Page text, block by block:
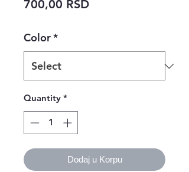
700,00 RSDPrice
Color*
Quantity *
Dodaj u Korpu